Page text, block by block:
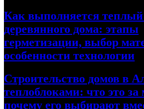
Как выполняется
деревянного дома: этапы
герметизации, выбор
особенности технологии
Строительство домов в
теплоблоками: что это за
почему его выбирают